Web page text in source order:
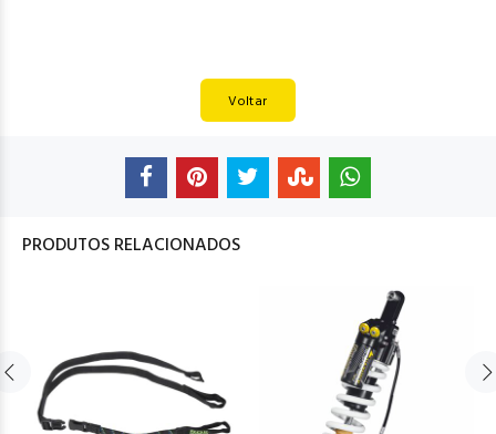
Voltar
PRODUTOS RELACIONADOS